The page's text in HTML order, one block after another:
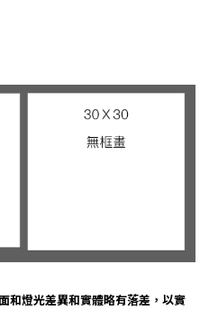
和燈光差異和實體略有落差，以實